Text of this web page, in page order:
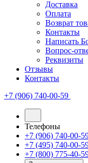
Доставка
Оплата
Возврат
Контакты
Написать
Вопрос-
Реквизиты
Отзывы
Контакты
+7 (906) 740-00-59
Телефоны
+7 (906) 740-00-
+7 (495) 740-00-
+7 (800) 775-40-